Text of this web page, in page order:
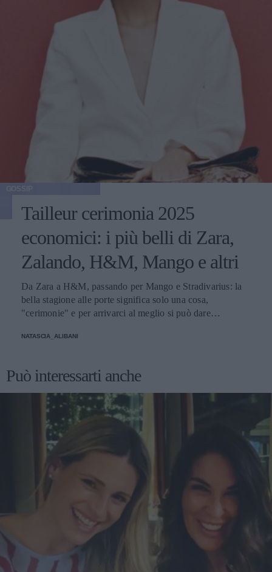
Tailleur cerimonia 2025
economici: i più belli di Zara,
Zalando, H&M, Mango e altri
Da Zara a H&M, passando per Mango e Stradivarius: la
bella stagione alle porte significa solo una cosa,
"cerimonie" e per arrivarci al meglio si può dare
NATASCIA_ALIBANI
Può interessarti anche